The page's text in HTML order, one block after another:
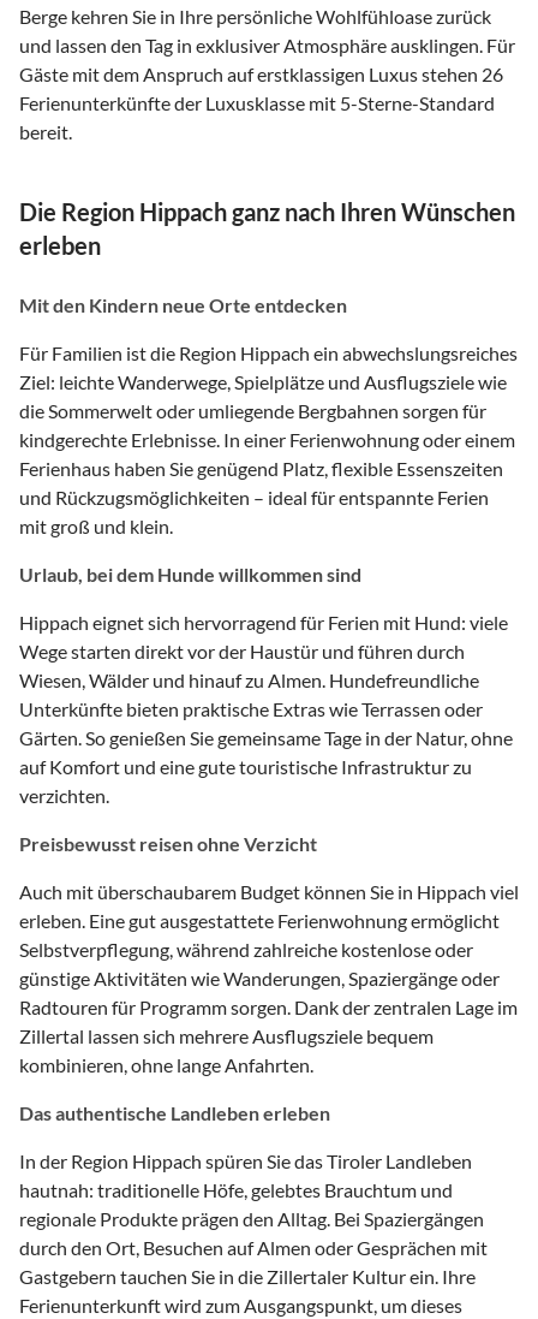
Berge kehren Sie in Ihre persönliche Wohlfühloase zurück
und lassen den Tag in exklusiver Atmosphäre ausklingen. Für
Gäste mit dem Anspruch auf erstklassigen Luxus stehen 26
Ferienunterkünfte der Luxusklasse mit 5-Sterne-Standard
bereit.
Die Region Hippach ganz nach Ihren Wünschen
erleben
Mit den Kindern neue Orte entdecken
Für Familien ist die Region Hippach ein abwechslungsreiches
Ziel: leichte Wanderwege, Spielplätze und Ausflugsziele wie
die Sommerwelt oder umliegende Bergbahnen sorgen für
kindgerechte Erlebnisse. In einer Ferienwohnung oder einem
Ferienhaus haben Sie genügend Platz, flexible Essenszeiten
und Rückzugsmöglichkeiten – ideal für entspannte Ferien
mit groß und klein.
Urlaub, bei dem Hunde willkommen sind
Hippach eignet sich hervorragend für Ferien mit Hund: viele
Wege starten direkt vor der Haustür und führen durch
Wiesen, Wälder und hinauf zu Almen. Hundefreundliche
Unterkünfte bieten praktische Extras wie Terrassen oder
Gärten. So genießen Sie gemeinsame Tage in der Natur, ohne
auf Komfort und eine gute touristische Infrastruktur zu
verzichten.
Preisbewusst reisen ohne Verzicht
Auch mit überschaubarem Budget können Sie in Hippach viel
erleben. Eine gut ausgestattete Ferienwohnung ermöglicht
Selbstverpflegung, während zahlreiche kostenlose oder
günstige Aktivitäten wie Wanderungen, Spaziergänge oder
Radtouren für Programm sorgen. Dank der zentralen Lage im
Zillertal lassen sich mehrere Ausflugsziele bequem
kombinieren, ohne lange Anfahrten.
Das authentische Landleben erleben
In der Region Hippach spüren Sie das Tiroler Landleben
hautnah: traditionelle Höfe, gelebtes Brauchtum und
regionale Produkte prägen den Alltag. Bei Spaziergängen
durch den Ort, Besuchen auf Almen oder Gesprächen mit
Gastgebern tauchen Sie in die Zillertaler Kultur ein. Ihre
Ferienunterkunft wird zum Ausgangspunkt, um dieses